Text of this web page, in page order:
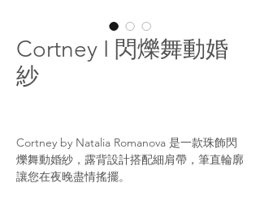
Cortney I 閃爍舞動婚
紗
Cortney by Natalia Romanova 是一款珠飾閃
爍舞動婚紗，露背設計搭配細肩帶，筆直輪廓
讓您在夜晚盡情搖擺。